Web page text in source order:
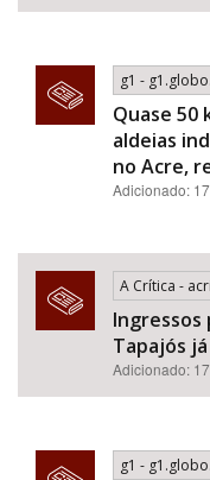
g1 -
Quase 50
aldeias
no Acre,
Adicionado:
A Crítica -
Ingressos
Tapajós
Adicionado:
g1 -